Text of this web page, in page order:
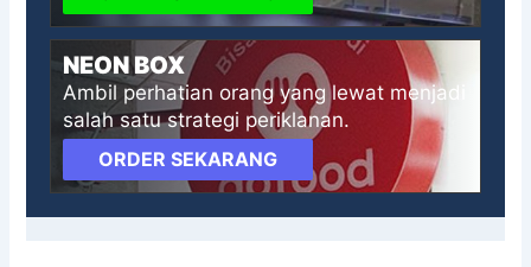
NEON BOX
Ambil perhatian orang yang lewat menjadi
salah satu strategi periklanan.
ORDER SEKARANG